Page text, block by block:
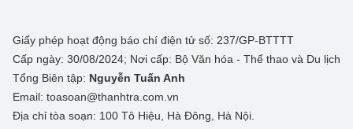
Giấy phép hoạt động báo chí điện tử số: 237/GP-BTTTT
Cấp ngày: 30/08/2024; Nơi cấp: Bộ Văn hóa - Thể thao và Du lịch
Tổng Biên tập: Nguyễn Tuấn Anh
Email: toasoan@thanhtra.com.vn
Địa chỉ tòa soạn: 100 Tô Hiệu, Hà Đông, Hà Nội.